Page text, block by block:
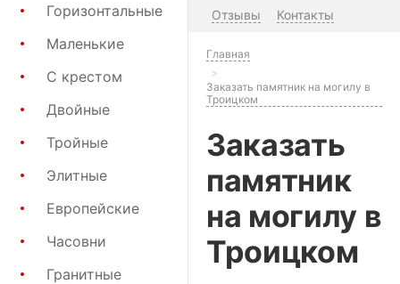
Горизонтальные
Маленькие
С крестом
Двойные
Тройные
Элитные
Европейские
Часовни
Гранитные
Отзывы Контакты
Главная
Заказать памятник на могилу в
Троицком
Заказать
памятник
на могилу в
Троицком